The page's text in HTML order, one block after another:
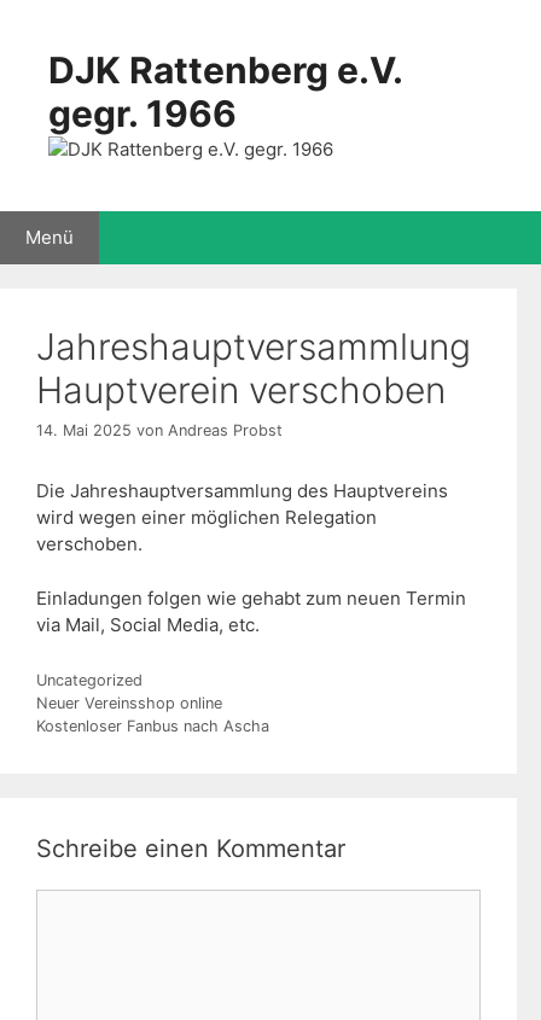
springenDJK Rattenberg e.V.
gegr. 1966
Menü
Jahreshauptversammlung
Hauptverein verschoben
14. Mai 2025 von Andreas Probst
Die Jahreshauptversammlung des Hauptvereins
wird wegen einer möglichen Relegation
verschoben.
Einladungen folgen wie gehabt zum neuen Termin
via Mail, Social Media, etc.
Kategorien
Uncategorized
Neuer Vereinsshop online
Kostenloser Fanbus nach Ascha
Schreibe einen Kommentar